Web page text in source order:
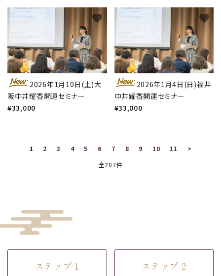
2026年1月10日(土)大
阪中井耀香開運セミナー
¥33,000
favorite
2026年1月4日(日)福井
中井耀香開運セミナー
¥33,000
favorite
1 2 3 4 5 6 7 8 9 10 11
>
全207件
キーワード
カテゴリー
検索する
close
ステップ 1 ステップ 2